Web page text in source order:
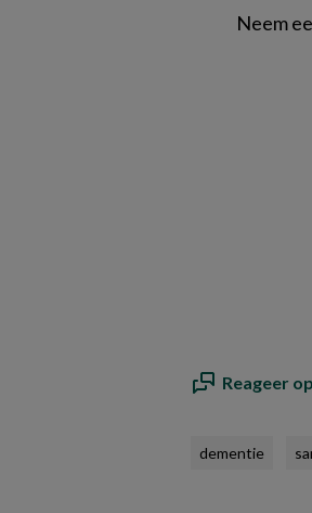
Neem
Reageer
dementie